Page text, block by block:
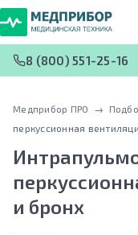
8 (800) 551-25-16
Медприбор ПРО →
перкуссионная
и бронх